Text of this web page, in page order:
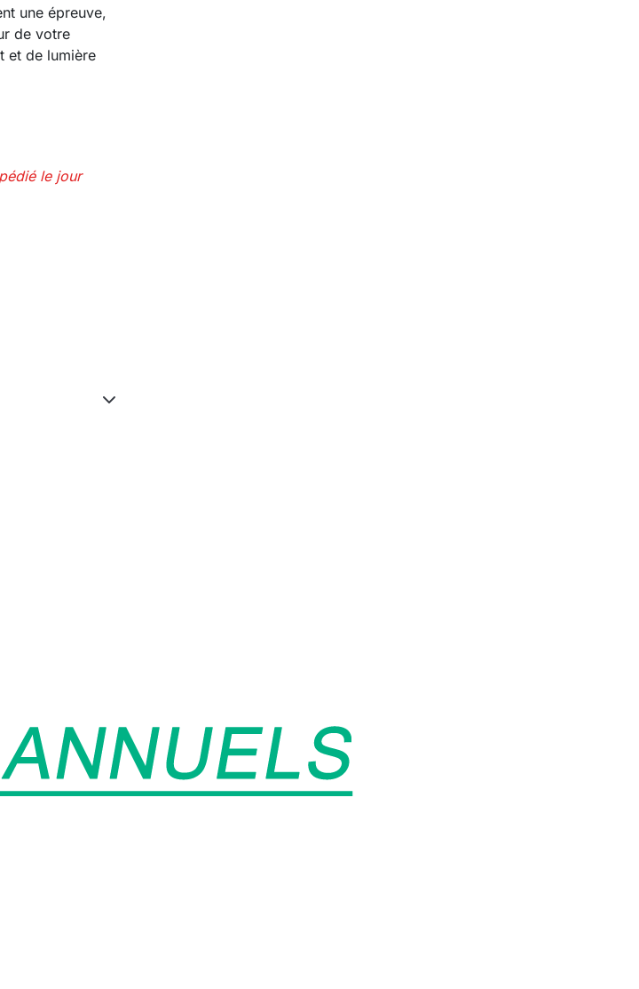
une épreuve,
de votre
et de lumière
le jour